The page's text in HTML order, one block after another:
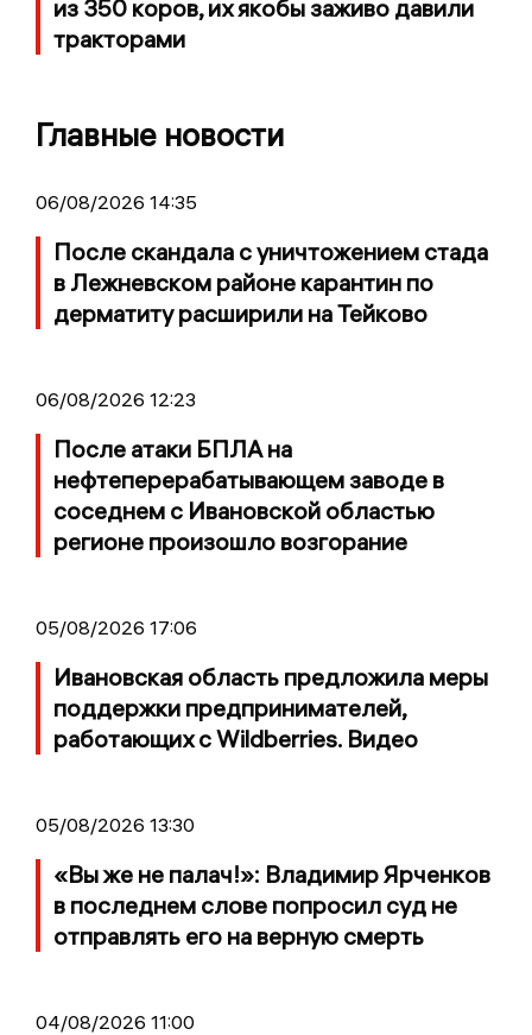
из 350 коров, их якобы заживо давили
тракторами
Главные новости
06/08/2026 14:35
После скандала с уничтожением стада
в Лежневском районе карантин по
дерматиту расширили на Тейково
06/08/2026 12:23
После атаки БПЛА на
нефтеперерабатывающем заводе в
соседнем с Ивановской областью
регионе произошло возгорание
05/08/2026 17:06
Ивановская область предложила меры
поддержки предпринимателей,
работающих с Wildberries. Видео
05/08/2026 13:30
«Вы же не палач!»: Владимир Ярченков
в последнем слове попросил суд не
отправлять его на верную смерть
04/08/2026 11:00